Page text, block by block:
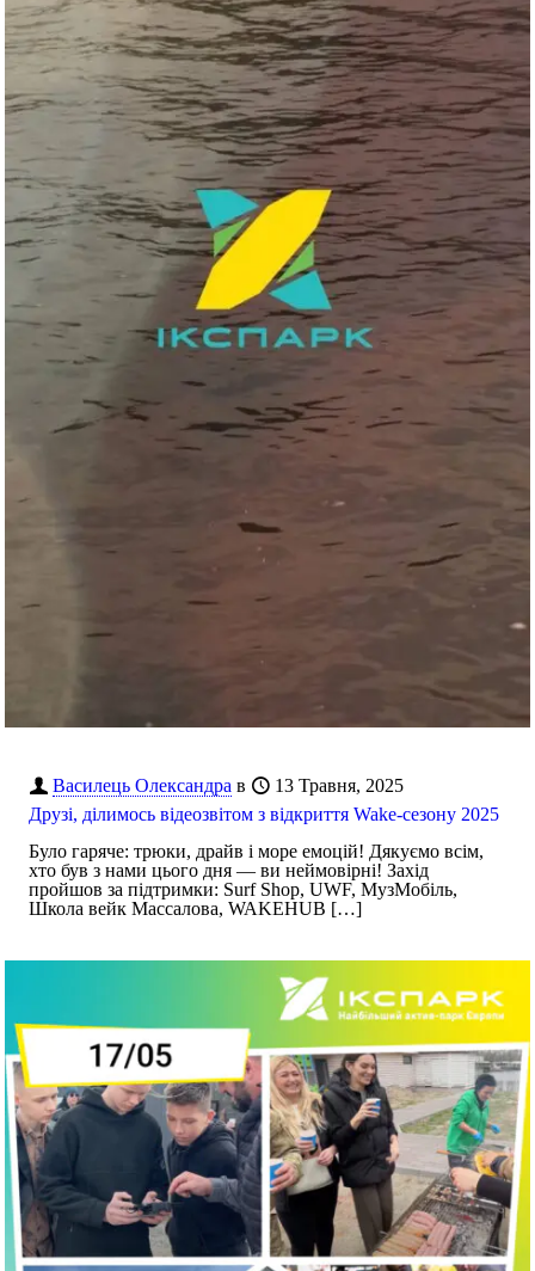
Василець Олександра в
13 Травня, 2025
Друзі, ділимось відеозвітом з відкриття Wake-сезону 2025
Було гаряче: трюки, драйв і море емоцій! Дякуємо всім,
хто був з нами цього дня — ви неймовірні! Захід
пройшов за підтримки: Surf Shop, UWF, МузМобіль,
Школа вейк Массалова, WAKEHUB […]